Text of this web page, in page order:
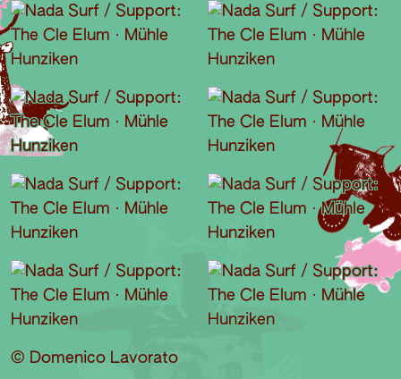
© Domenico Lavorato